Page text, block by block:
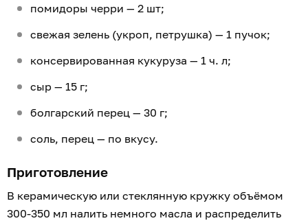
помидоры черри — 2 шт;
свежая зелень (укроп, петрушка) — 1 пучок;
консервированная кукуруза — 1 ч. л;
сыр — 15 г;
болгарский перец — 30 г;
соль, перец — по вкусу.
Приготовление
В керамическую или стеклянную кружку объёмом
300-350 мл налить немного масла и распределить